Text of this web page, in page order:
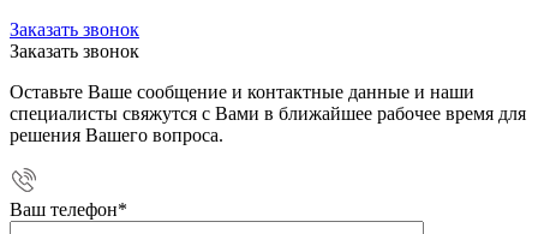
Заказать звонок
Заказать звонок
Оставьте Ваше сообщение и контактные данные и наши
специалисты свяжутся с Вами в ближайшее рабочее время для
решения Вашего вопроса.
Ваш телефон*